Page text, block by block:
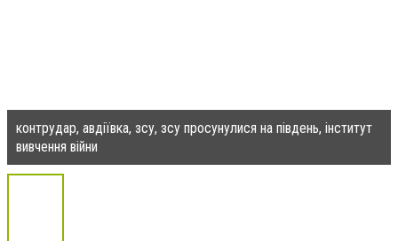
контрудар, авдіївка, зсу, зсу просунулися на південь, інститут
вивчення війни